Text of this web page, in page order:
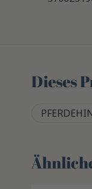
Dieses